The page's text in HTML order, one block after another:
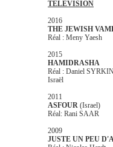
TELEVISION
2016
THE JEWISH
Réal : Meny Yaesh
2015
HAMIDRASHA
Réal : Daniel
Israël
2011
ASFOUR (Israel)
Réal: Rani SAAR
2009
JUSTE UN PEU